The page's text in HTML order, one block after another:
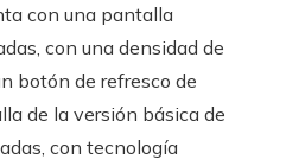
con una pantalla
con una densidad de
botón de refresco de
de la versión básica de
con tecnología